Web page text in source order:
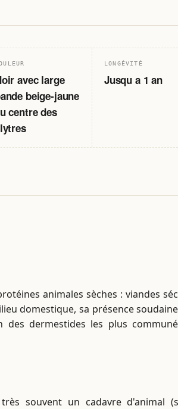
avec large
beige-jaune
centre des
LONGÉVITÉ
Jusqu a 1 an
animales sèches : viandes
domestique, sa présence
dermestides les plus
souvent un cadavre d'animal